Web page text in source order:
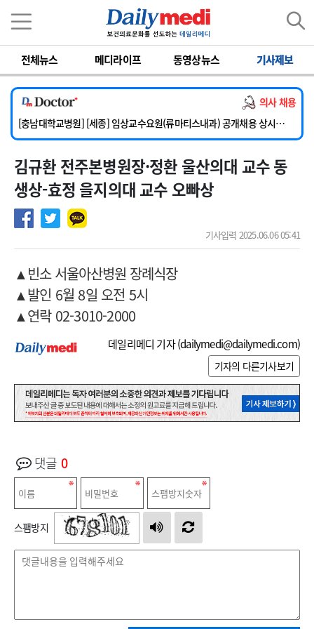
전체뉴스 메디라이프 동영상뉴스 기사제보
의사 채용
[단국대학교병원] 임상전담교원 및 전임의 초빙
[해운대부민병원] [해운대] 2026년 하반기 인턴 모집
[서울아산병원] 건강증진센터 소화기파트 건진교수 초빙
[충남대학교병원] [세종] 임상교수요원(류마티스내과) 공개채용 상시모집
[이대서울병원] 정형외과 일반의 초빙
[단국대학교병원] 임상전담교원 및 전임의 초빙
[해운대부민병원] [해운대] 2026년 하반기 인턴 모집
김규환 전주본병원장·정환 울산의대 교수 동
생상-효정 을지의대 교수 오빠상
기사입력 2025.06.06 05:41
▲빈소 서울아산병원 장례식장
▲발인 6월 8일 오전 5시
▲연락 02-3010-2000
데일리메디 기자 (dailymedi@dailymedi.com)
기자의 다른기사보기
댓글 0
스팸방지